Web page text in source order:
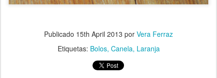
Publicado 15th April 2013 por Vera Ferraz
Etiquetas: Bolos Canela Laranja